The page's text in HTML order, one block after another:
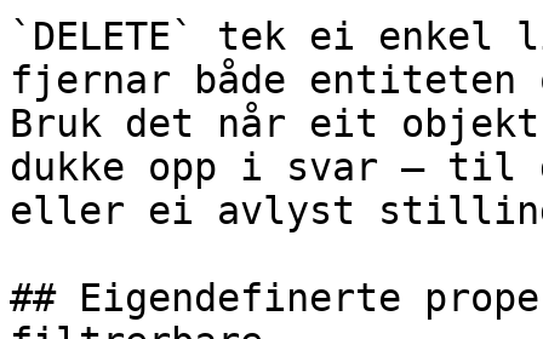
`DELETE` tek ei
fjernar både
Bruk det når eit
dukke opp i svar — til
eller ei avlyst
## Eigendefinerte